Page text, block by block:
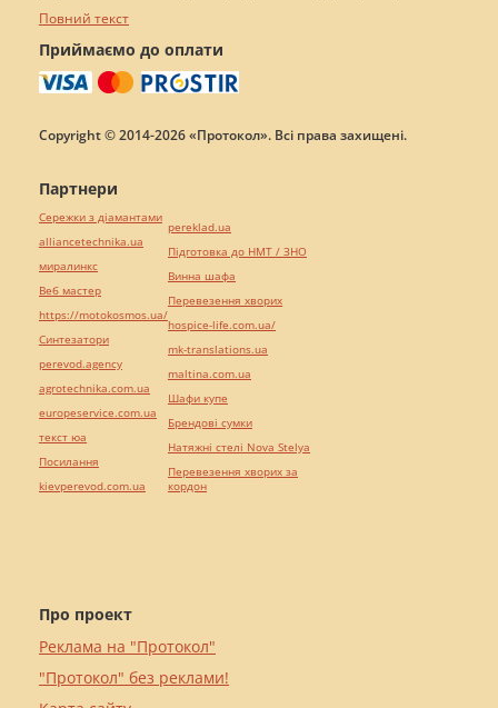
Повний текст
Приймаємо до оплати
Copyright © 2014-2026 «Протокол». Всі права захищені.
Про проект
Реклама на "Протокол"
"Протокол" без реклами!
Партнери
Сережки з діамантами
alliancetechnika.ua
миралинкс
Веб мастер
https://motokosmos.ua/
Синтезатори
perevod.agency
agrotechnika.com.ua
europeservice.com.ua
текст юа
Посилання
kievperevod.com.ua
pereklad.ua
Підготовка до НМТ / ЗНО
Винна шафа
Перевезення хворих
hospice-life.com.ua/
mk-translations.ua
maltina.com.ua
Шафи купе
Брендові сумки
Натяжні стелі Nova Stelya
Перевезення хворих за
кордон